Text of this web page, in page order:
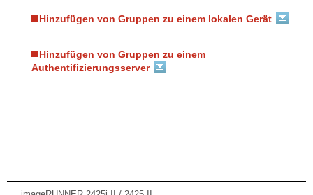
Hinzufügen von Gruppen zu einem lokalen Gerät
Hinzufügen von Gruppen zu einem
Authentifizierungsserver